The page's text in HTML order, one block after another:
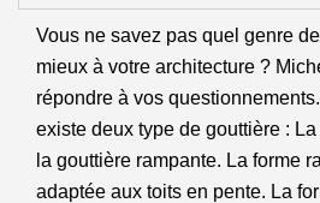
Vous ne savez pas quel genre
mieux à votre architecture ?
répondre à vos questionnements.
existe deux type de gouttière :
la gouttière rampante. La forme
adaptée aux toits en pente. La